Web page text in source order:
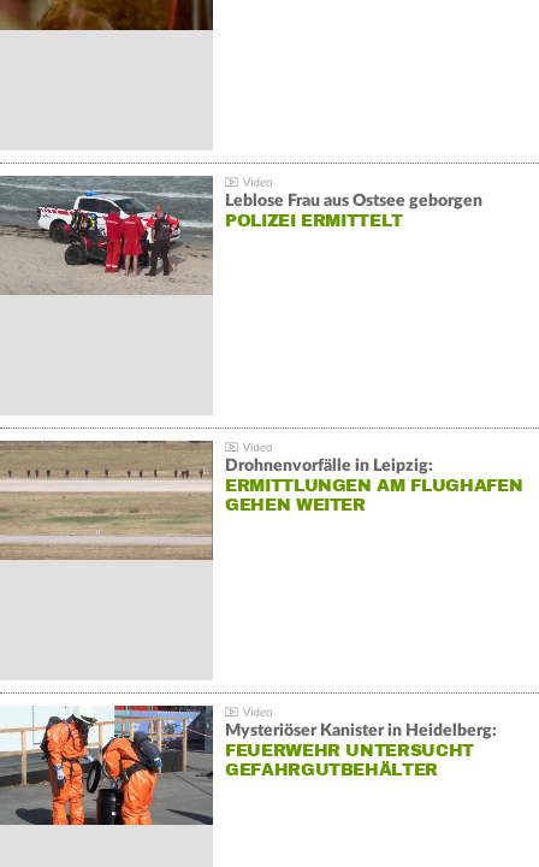
Leblose Frau aus Ostsee geborgen
POLIZEI ERMITTELT
Drohnenvorfälle in Leipzig:
ERMITTLUNGEN AM FLUGHAFEN
GEHEN WEITER
Mysteriöser Kanister in Heidelberg:
FEUERWEHR UNTERSUCHT
GEFAHRGUTBEHÄLTER